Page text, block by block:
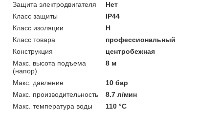
Защита электродвигателя
Нет
Класс защиты
IP44
Класс изоляции
H
Класс товара
профессиональный
Конструкция
центробежная
Макс. высота подъема
(напор)
8 м
Макс. давление
10 бар
Макс. производительность
8.7 л/мин
Макс. температура воды
110 °C